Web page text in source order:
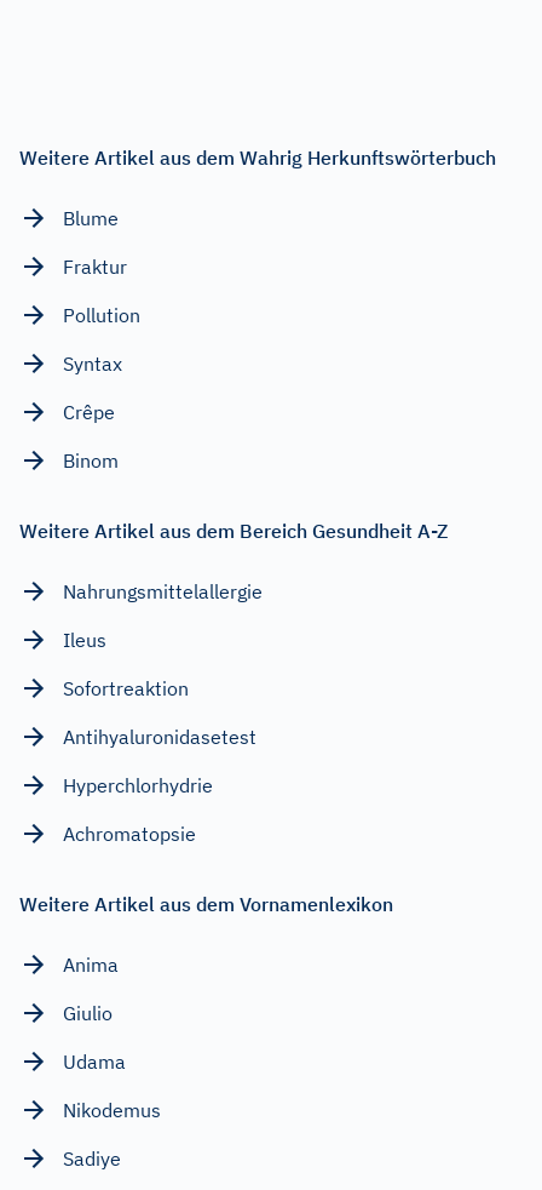
Weitere Artikel aus dem Wahrig Herkunftswörterbuch
Blume
Fraktur
Pollution
Syntax
Crêpe
Binom
Weitere Artikel aus dem Bereich Gesundheit A-Z
Nahrungsmittelallergie
Ileus
Sofortreaktion
Antihyaluronidasetest
Hyperchlorhydrie
Achromatopsie
Weitere Artikel aus dem Vornamenlexikon
Anima
Giulio
Udama
Nikodemus
Sadiye